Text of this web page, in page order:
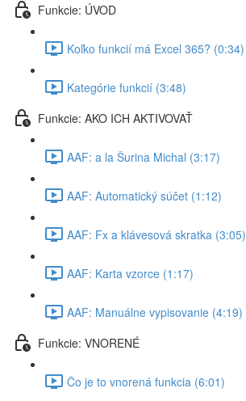
Funkcie: ÚVOD
Koľko funkcií má Excel 365? (0:34)
Kategórie funkcií (3:48)
Funkcie: AKO ICH AKTIVOVAŤ
AAF: a la Šurina Michal (3:17)
AAF: Automatický súčet (1:12)
AAF: Fx a klávesová skratka (3:05)
AAF: Karta vzorce (1:17)
AAF: Manuálne vypisovanie (4:19)
Funkcie: VNORENÉ
Čo je to vnorená funkcia (6:01)